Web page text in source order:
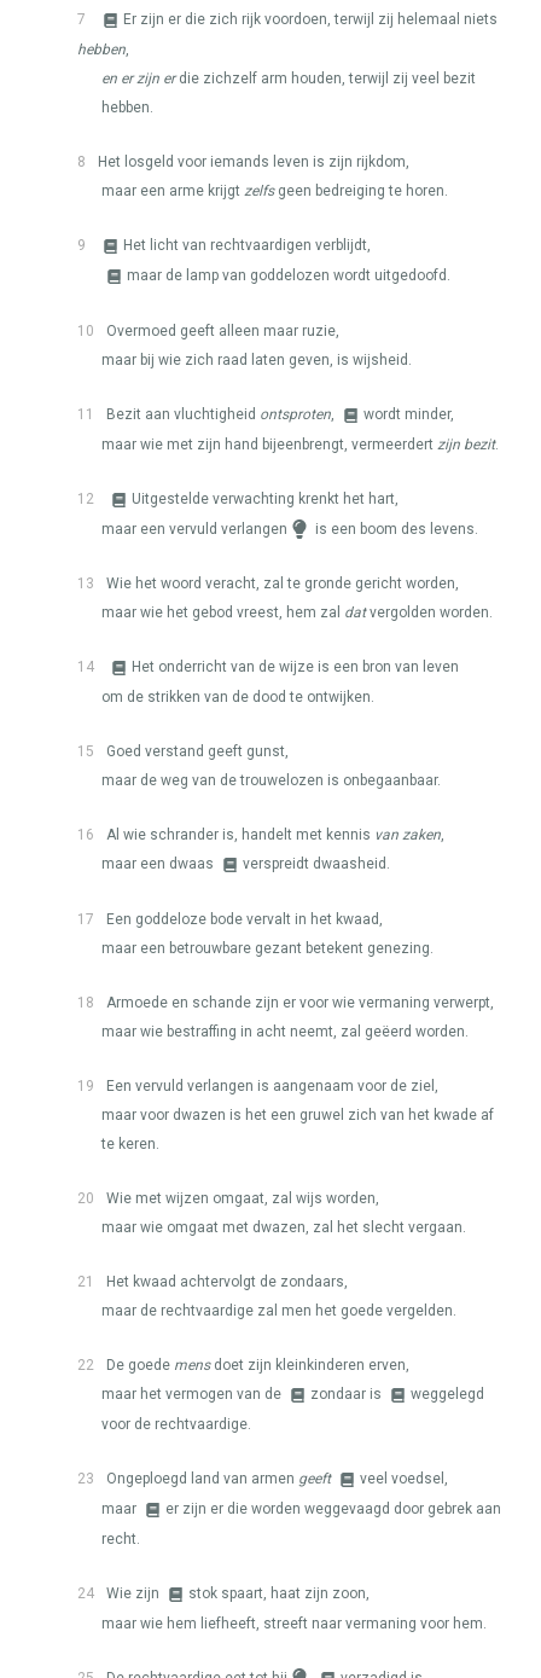
7
Er zijn er die zich rijk voordoen, terwijl zij helemaal niets
hebben,
en er zijn erdie zichzelf arm houden, terwijl zij veel bezit
hebben.
8
Het losgeld voor iemands leven is zijn rijkdom,
maar een arme krijgt zelfsgeen bedreiging te horen.
9
Het licht van rechtvaardigen verblijdt,
maar de lamp van goddelozen wordt uitgedoofd.
10
Overmoed geeft alleen maar ruzie,
maar bij wie zich raad laten geven, is wijsheid.
11 Bezit aan vluchtigheid ontsproten,
wordt minder,
maar wie met zijn hand bijeenbrengt, vermeerdert zijn bezit.
12
Uitgestelde verwachting krenkt het hart,
maar een vervuld verlangen
is een boom des levens.
13
Wie het woord veracht, zal te gronde gericht worden,
maar wie het gebod vreest, hem zal datvergolden worden.
14
Het onderricht van de wijze is een bron van leven
om de strikken van de dood te ontwijken.
15
Goed verstand geeft gunst,
maar de weg van de trouwelozen is onbegaanbaar.
16 Al wie schrander is, handelt met kennis van zaken,
maar een dwaas
verspreidt dwaasheid.
17
Een goddeloze bode vervalt in het kwaad,
maar een betrouwbare gezant betekent genezing.
18
Armoede en schande zijn er voor wie vermaning verwerpt,
maar wie bestraffing in acht neemt, zal geëerd worden.
19
Een vervuld verlangen is aangenaam voor de ziel,
maar voor dwazen is het een gruwel zich van het kwade af
te keren.
20
Wie met wijzen omgaat, zal wijs worden,
maar wie omgaat met dwazen, zal het slecht vergaan.
21
Het kwaad achtervolgt de zondaars,
maar de rechtvaardige zal men het goede vergelden.
22 De goede mensdoet zijn kleinkinderen erven,
maar het vermogen van de
zondaar is
weggelegd
voor de rechtvaardige.
23 Ongeploegd land van armen geeft
veel voedsel,
maar
er zijn er die worden weggevaagd door gebrek aan
recht.
24 Wie zijn
stok spaart, haat zijn zoon,
maar wie hem liefheeft, streeft naar vermaning voor hem.